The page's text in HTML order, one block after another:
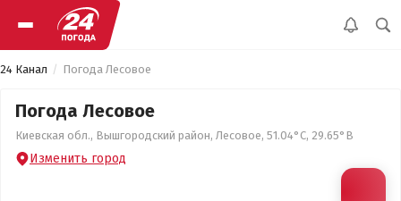
24 Канал Погода Лесовое
Погода Лесовое
Киевская обл., Вышгородский район, Лесовое, 51.04°С, 29.65°В
Изменить город